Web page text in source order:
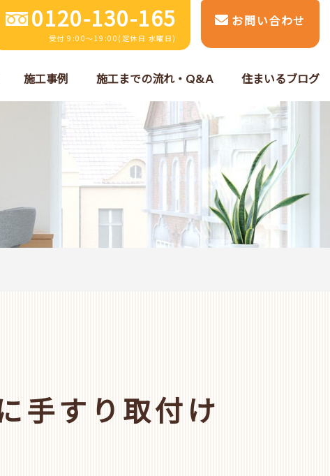
0120-130-165
受付 9:00～19:00(定休日 水曜日)
お問い合わせ
施工事例 施工までの流れ・Q&A 住まいるブログ
手すり取付け